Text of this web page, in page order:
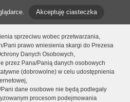
Akceptuję ciasteczka
sprzeciwu wobec przetwarzania,
Pani prawo wniesienia skargi do Prezesa
Danych Osobowych,
przez Pana/Panią danych osobowych
(dobrowolne) w celu udostępnienia
dane osobowe nie będą podlegały
procesom podejmowania